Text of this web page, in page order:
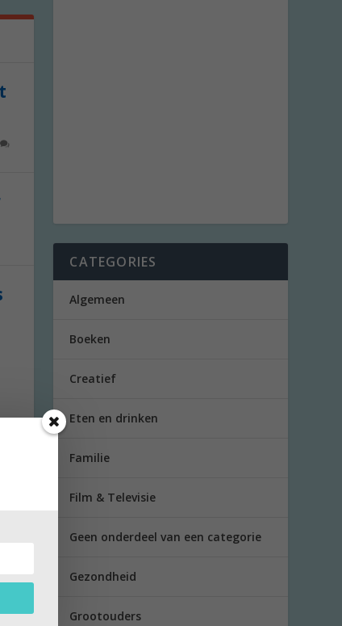
CATEGORIES
Algemeen
Boeken
Creatief
Eten en drinken
Familie
Film & Televisie
Geen onderdeel van een categorie
Gezondheid
Grootouders